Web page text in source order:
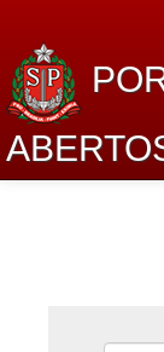
Lei de